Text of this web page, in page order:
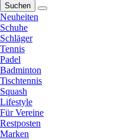
Suchen
Neuheiten
Schuhe
Schläger
Tennis
Padel
Badminton
Tischtennis
Squash
Lifestyle
Für Vereine
Restposten
Marken